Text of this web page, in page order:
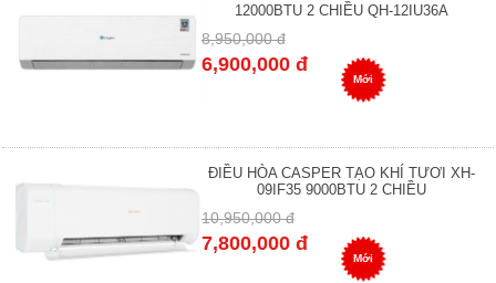
12000BTU 2 CHIỀU QH-12IU36A
8,950,000 đ
6,900,000 đ
Mới
ĐIỀU HÒA CASPER TẠO KHÍ TƯƠI XH-
09IF35 9000BTU 2 CHIỀU
10,950,000 đ
7,800,000 đ
Mới